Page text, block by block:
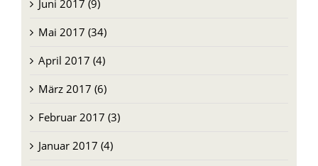
Juni 2017 (9)
Mai 2017 (34)
April 2017 (4)
März 2017 (6)
Februar 2017 (3)
Januar 2017 (4)